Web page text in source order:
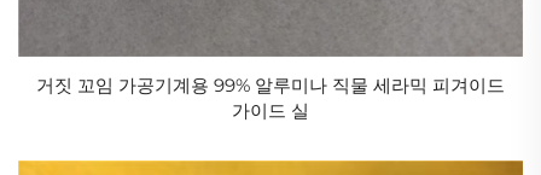
정 권리를 둘러싼 경쟁이 점점 치열해지고 있으며, 핵심
기술을 보유한 기업들이 글로벌 산업 체계 내에서 우위
를 점할 것으로 기대된다.
거짓 꼬임 가공기계용 99% 알루미나 직물 세라믹 피겨이드
가이드 실